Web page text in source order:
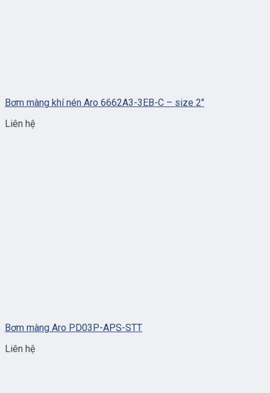
Bơm màng khí nén Aro 6662A3-3EB-C – size 2″
Liên hệ
Bơm màng Aro PD03P-APS-STT
Liên hệ